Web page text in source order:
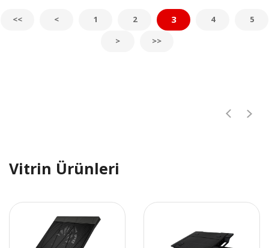
<< < 1 2 3 4
5
>
>>
Vitrin Ürünleri